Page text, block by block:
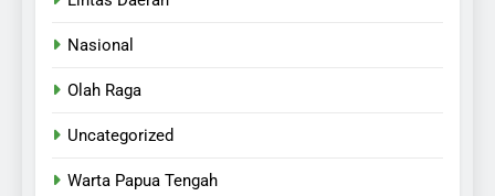
Nasional
Olah Raga
Uncategorized
Warta Papua Tengah